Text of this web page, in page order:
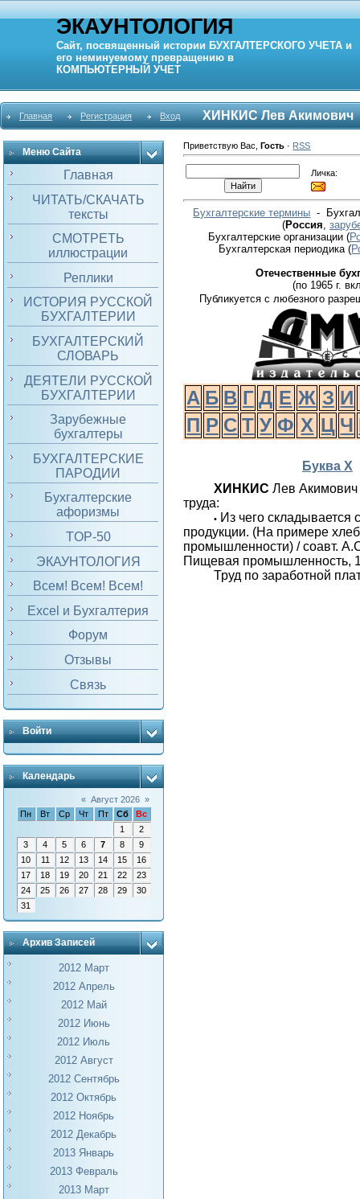
ЭКАУНТОЛОГИЯ
Сайт, посвященный истории БУХГАЛТЕРСКОГО УЧЕТА и
его неминуемому превращению в
КОМПЬЮТЕРНЫЙ УЧЕТ
Главная Регистрация Вход ХИНКИС Лев Акимович
Меню Сайта
Главная
ЧИТАТЬ/СКАЧАТЬ
тексты
СМОТРЕТЬ
иллюстрации
Реплики
ИСТОРИЯ РУССКОЙ
БУХГАЛТЕРИИ
БУХГАЛТЕРСКИЙ
СЛОВАРЬ
ДЕЯТЕЛИ РУССКОЙ
БУХГАЛТЕРИИ
Зарубежные
бухгалтеры
БУХГАЛТЕРСКИЕ
ПАРОДИИ
Бухгалтерские
афоризмы
TOP-50
ЭКАУНТОЛОГИЯ
Всем! Всем! Всем!
Excel и Бухгалтерия
Форум
Отзывы
Связь
Войти
Календарь
« Август 2026 »
Пн
Вт Ср Чт Пт Сб
Вс
1
2
3
4 5 6 7 8
9
10
11 12 13 14 15
16
17
18 19 20 21 22
23
24
25 26 27 28 29
30
31
Архив Записей
2012 Март
2012 Апрель
2012 Май
2012 Июнь
2012 Июль
2012 Август
2012 Сентябрь
2012 Октябрь
2012 Ноябрь
2012 Декабрь
2013 Январь
2013 Февраль
2013 Март
Приветствую Вас ,Гость · RSS
Личка:
Бухгалтерские термины -
(Россия
Бухгалтерские организации (
Бухгалтерская периодика(
Отечественные
(по 1965 г.
Публикуется с любезного
А Б В Г Д Е Ж З И
П Р С Т У Ф Х Ц Ч
Буква Х
ХИНКИС Лев
труда:
• Из чего складывается
продукции. (На примере
промышленности) / соавт.
Пищевая промышленность,
Труд по заработной